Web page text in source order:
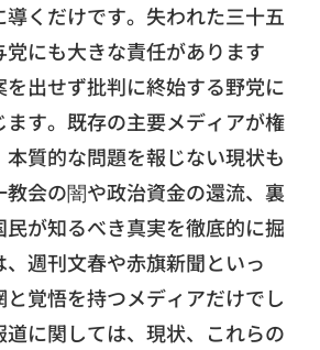
くだけです。 失われた三十五
にも大きな責任があります
出せず批判に終始する野党に
ます。既存の主要メディアが権
本質的な問題を報じない現状も
教会の闇や政治資金の還流、裏
民が知るべき真実を徹底的に掘
、週刊文春や赤旗新聞といっ
覚悟を持つメディアだけでし
に関しては、現状、 これらの